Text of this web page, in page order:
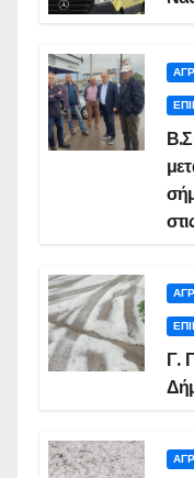
Γ.